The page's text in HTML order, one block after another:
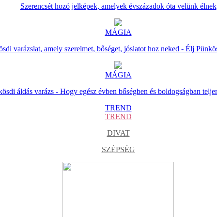
Szerencsét hozó jelképek, amelyek évszázadok óta velünk élnek
MÁGIA
varázslat, amely szerelmet, bőséget, jóslatot hoz neked - Élj
MÁGIA
áldás varázs - Hogy egész évben bőségben és boldogságban
TREND
TREND
DIVAT
SZÉPSÉG